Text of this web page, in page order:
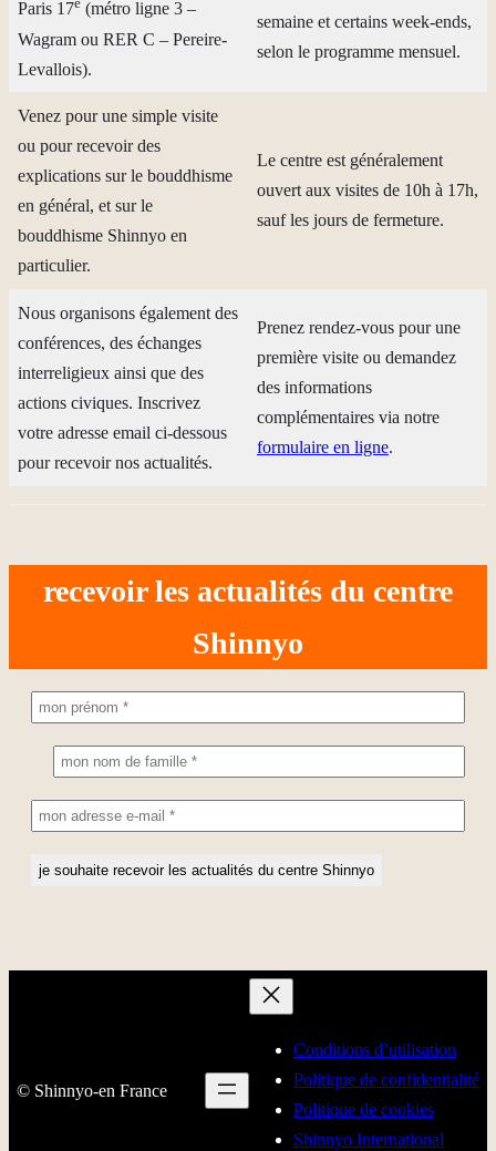
Paris 17 (métro ligne 3 –
Wagram ou RER C – Pereire-
Levallois).
semaine et certains week-ends,
selon le programme mensuel.
Venez pour une simple visite
ou pour recevoir des
explications sur le bouddhisme
en général, et sur le
bouddhisme Shinnyo en
particulier.
Le centre est généralement
ouvert aux visites de 10h à 17h,
sauf les jours de fermeture.
Nous organisons également des
conférences, des échanges
interreligieux ainsi que des
actions civiques. Inscrivez
votre adresse email ci-dessous
pour recevoir nos actualités.
Prenez rendez-vous pour une
première visite ou demandez
des informations
complémentaires via notre
formulaire en ligne.
recevoir les actualités du centre
Shinnyo
© Shinnyo-en France
Conditions d’utilisation
Politique de confidentialité
Politique de cookies
Shinnyo International